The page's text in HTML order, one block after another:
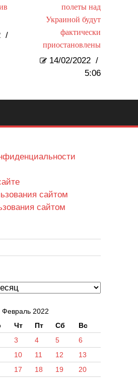
/
полеты над
Украиной будут
фактически
приостановлены
14/02/2022 /
5:06
сайтом
сайтом
Февраль 2022
Чт Пт Сб Вс
3 4 5
6
10 11 12
13
17 18 19
20